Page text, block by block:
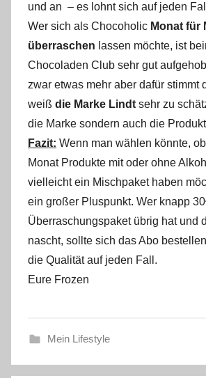
und an – es lohnt sich auf jeden
Wer sich als Chocoholic Monat für
überraschen lassen möchte, ist
Chocoladen Club sehr gut
zwar etwas mehr aber dafür stimmt
weiß die Marke Lindt sehr zu
die Marke sondern auch die
Fazit: Wenn man wählen könnte,
Monat Produkte mit oder ohne
vielleicht ein Mischpaket haben
ein großer Pluspunkt. Wer knapp
Überraschungspaket übrig hat und
nascht, sollte sich das Abo
die Qualität auf jeden Fall.
Eure Frozen
Mein Lifestyle